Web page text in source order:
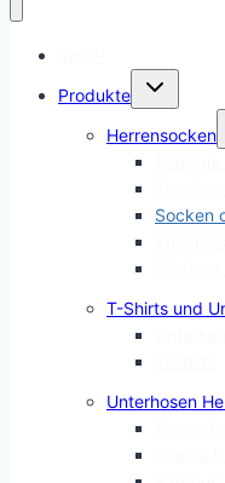
Produkte
Untermenü
Herrensocken
Socken
T-Shirts und
Unterhosen